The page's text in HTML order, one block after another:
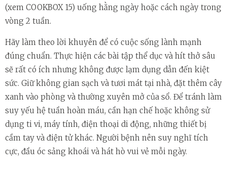
(xem COOKBOX 15) uống hằng ngày hoặc cách ngày trong
vòng 2 tuần.
Hãy làm theo lời khuyên để có cuộc sống lành mạnh
đúng chuẩn. Thực hiện các bài tập thể dục và hít thở sâu
sẽ rất có ích nhưng không được lạm dụng dẫn đến kiệt
sức. Giữ không gian sạch và tươi mát tại nhà, đặt thêm cây
xanh vào phòng và thường xuyên mở của sổ. Để tránh làm
suy yếu hệ tuần hoàn máu, cần hạn chế hoặc không sử
dụng ti vi, máy tính, điện thoại di động, những thiết bị
cầm tay và điện tử khác. Người bệnh nên suy nghĩ tích
cực, đầu óc sảng khoái và hát hò vui vẻ mỗi ngày.